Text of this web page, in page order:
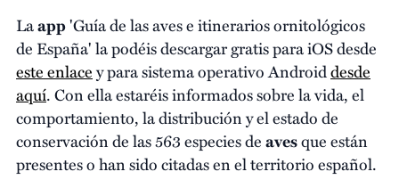
Laapp'Guía de las aves e itinerarios ornitológicos
de España' la podéis descargar gratis para iOS desde
este enlacey para sistema operativo Androiddesde
aquí. Con ella estaréis informados sobre la vida, el
comportamiento, la distribución y el estado de
conservación de las 563 especies deavesque están
presentes o han sido citadas en el territorio español.